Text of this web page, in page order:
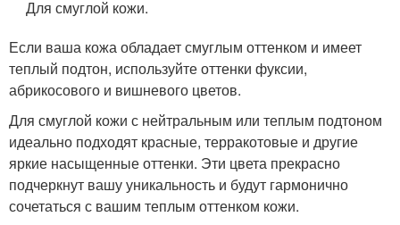
Для смуглой кожи.
Если ваша кожа обладает смуглым оттенком и имеет
теплый подтон, используйте оттенки фуксии,
абрикосового и вишневого цветов.
Для смуглой кожи с нейтральным или теплым подтоном
идеально подходят красные, терракотовые и другие
яркие насыщенные оттенки. Эти цвета прекрасно
подчеркнут вашу уникальность и будут гармонично
сочетаться с вашим теплым оттенком кожи.